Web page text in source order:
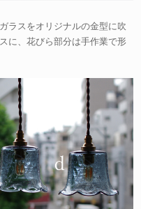
ラスをオリジナルの金型に吹
に、花びら部分は手作業で形